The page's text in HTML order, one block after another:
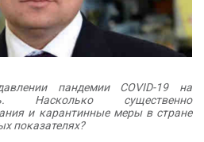
пандемии COVID-19 на
Насколько существенно
и карантинные меры в стране
показателях?